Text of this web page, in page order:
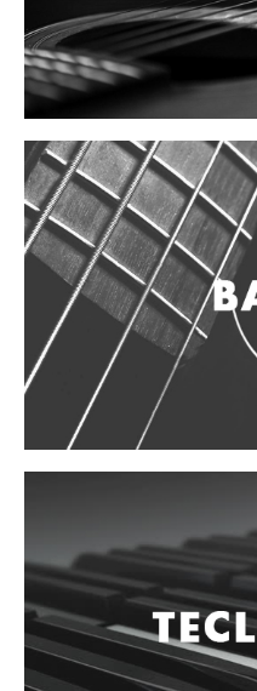
Bombos
Multi-tenores
Platillos
Pergaminos
Liras
Guiros
Vientos
Accesorios
Micrófonos
Mano alámbrico
Instrumento alámbrico
Inalámbrico diadema y solapa
Inalámbrico para instrumento
Estudio
Corro y escenario
Instalaciones